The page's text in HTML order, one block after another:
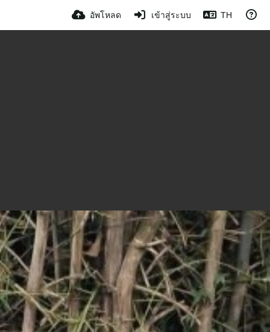
อัพโหลด เข้าสู่ระบบ TH